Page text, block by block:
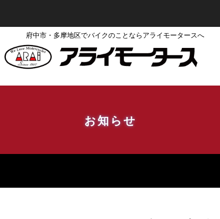
府中市・多摩地区でバイクのことならアライモータースへ
お知らせ